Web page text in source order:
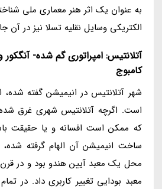
به عنوان یک اثر هنر معماری ملی
الکتریکی وسایل نقلیه تسلا نیز در
آتلانتیس: امپراتوری گم شده- آنگکور
کامبوج
شهر آتلانتیس در انیمیشن گفته شده،
است. اگرچه آتلانتیس شهری غرق
که ممکن است افسانه و یا حقیقت
ساخت انیمیشن آن الهام گرفته
محل یک معبد آیین هندو بود و در
معبد بودایی تغییر کاربری داد. در